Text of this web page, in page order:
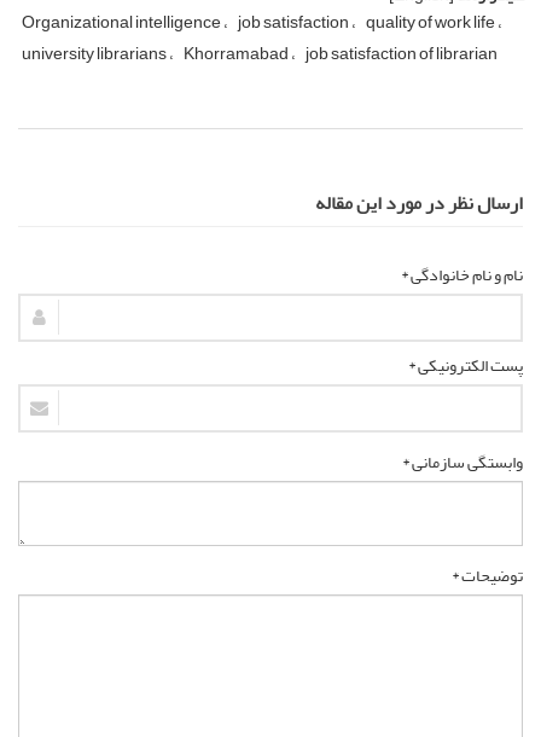
Organizational intelligence job satisfaction quality of work life
university librarians Khorramabad job satisfaction of librarian
ارسال نظر در مورد این مقاله
نام و نام خانوادگی *
پست الکترونیکی *
وابستگی سازمانی *
توضیحات *